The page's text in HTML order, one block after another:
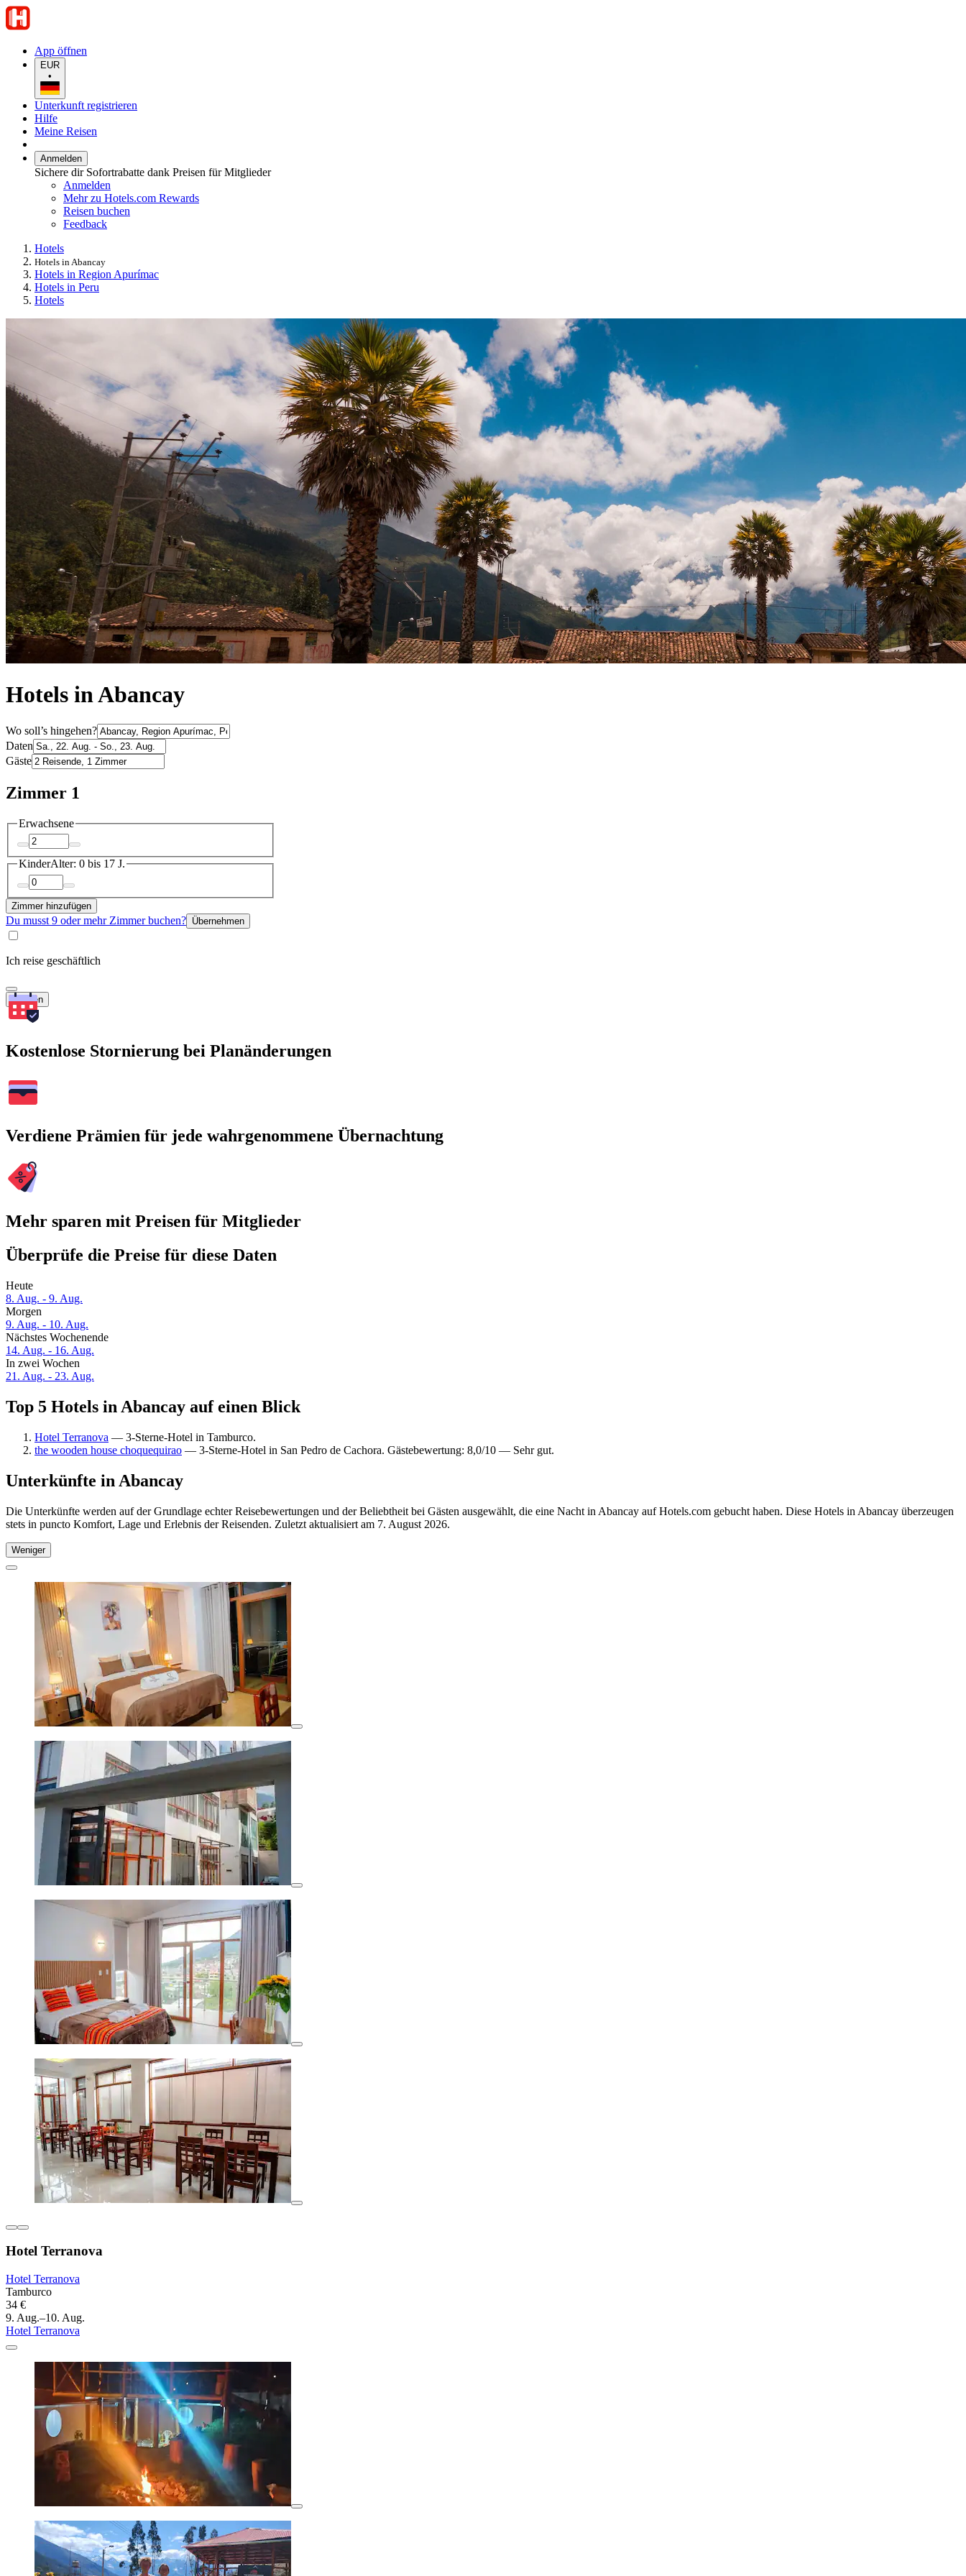
App öffnen
EUR
•
Unterkunft registrieren
Hilfe
Meine Reisen
Anmelden
Sichere dir Sofortrabatte dank Preisen für Mitglieder
Anmelden
Mehr zu Hotels.com Rewards
Reisen buchen
Feedback
Hotels
Hotels in Abancay
Hotels in Region Apurímac
Hotels in Peru
Hotels
Hotels in Abancay
Wo soll’s hingehen?
Daten
Gäste
Zimmer 1
Erwachsene
KinderAlter: 0 bis 17 J.
Zimmer hinzufügen
Du musst 9 oder mehr Zimmer buchen? Übernehmen
Ich reise geschäftlich
Suchen
Kostenlose Stornierung bei Planänderungen
Verdiene Prämien für jede wahrgenommene Übernachtung
Mehr sparen mit Preisen für Mitglieder
Überprüfe die Preise für diese Daten
Heute
8. Aug. - 9. Aug.
Morgen
9. Aug. - 10. Aug.
Nächstes Wochenende
14. Aug. - 16. Aug.
In zwei Wochen
21. Aug. - 23. Aug.
Top 5 Hotels in Abancay auf einen Blick
Hotel Terranova — 3-Sterne-Hotel in Tamburco.
the wooden house choquequirao — 3-Sterne-Hotel in San Pedro de Cachora. Gästebewertung: 8,0/10 — Sehr gut.
Unterkünfte in Abancay
Die Unterkünfte werden auf der Grundlage echter Reisebewertungen und der Beliebtheit bei Gästen ausgewählt, die eine Nacht in Abancay auf Hotels.com gebucht haben. Diese Hotels in Abancay überzeugen
stets in puncto Komfort, Lage und Erlebnis der Reisenden. Zuletzt aktualisiert am 7. August 2026.
Weniger
Hotel Terranova
Hotel Terranova
Tamburco
34 €
9. Aug.–10. Aug.
Hotel Terranova